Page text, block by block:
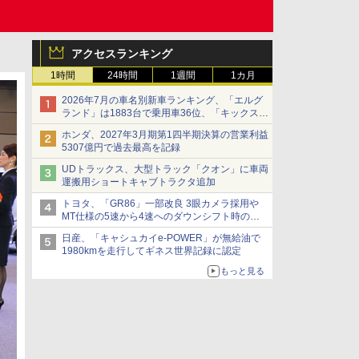
アクセスランキング
1時間 24時間 1週間 1カ月
2026年7月の車名別新車ランキング、「エルグ
ランド」は1883台で乗用車36位、「キックス」
は2591台で27位に
ホンダ、2027年3月期第1四半期決算の営業利益
5307億円で過去最高を記録
UDトラックス、大型トラック「クオン」に車両
運搬用ショートキャブトラクタ追加
トヨタ、「GR86」一部改良 3眼カメラ採用や
MT仕様の5速から4速へのダウンシフト時の操
作性向上など
日産、「キャシュカイe-POWER」が無給油で
1980kmを走行してギネス世界記録に認定
もっと見る